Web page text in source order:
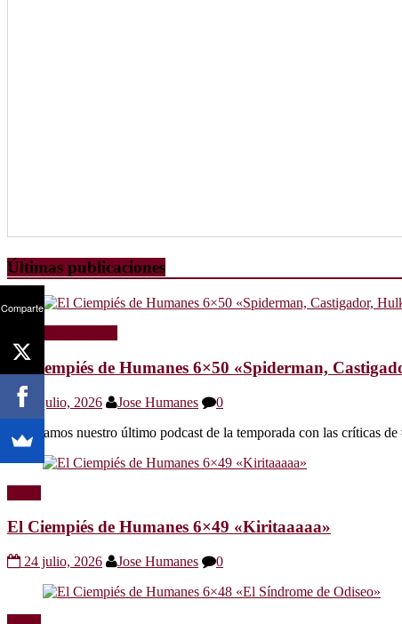
Últimas publicaciones
El Ciempiés de Humanes 6×50 «Spiderman,
30 julio, 2026 Jose Humanes
0
Os dejamos nuestro último podcast de la temporada con las
El Ciempiés de Humanes 6×49 «Kiritaaaaa»
24 julio, 2026 Jose Humanes 0
Comparte